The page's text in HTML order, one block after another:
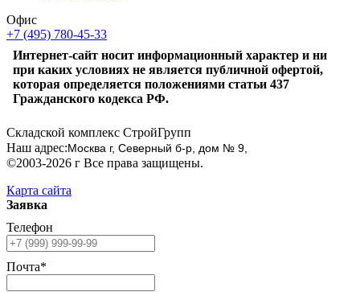
Офис
+7 (495) 780-45-33
Интернет-сайт носит информационный характер и ни
при каких условиях не является публичной офертой,
которая определяется положениями статьи 437
Гражданского кодекса РФ.
Складской комплекс СтройГрупп
Наш адрес:Москва г, Северный б-р, дом № 9,
©2003-2026 г Все права защищены.
Карта сайта
Заявка
Телефон
Почта*